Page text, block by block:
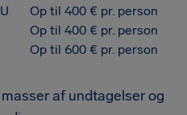
Op til 400 € pr. person
Op til 400 € pr. person
Op til 600 € pr. person
af undtagelser og